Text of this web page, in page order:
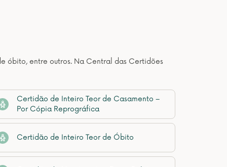
óbito, entre outros. Na Central das Certidões
Certidão de Inteiro Teor de Casamento –
Por Cópia Reprográfica
Certidão de Inteiro Teor de Óbito